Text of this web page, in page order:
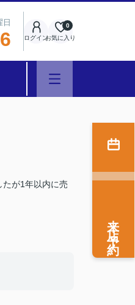
ログインお気に入り
0
が1年以内に売
来店予約